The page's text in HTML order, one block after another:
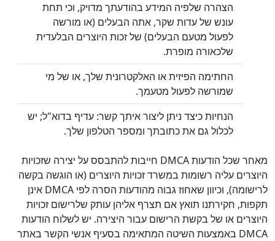
הצהרה שלפיה המידע בהודעתך מדויק, וכי תחת
עונש של עדות שקר, אתה הבעלים (או מורשה
לפעול מטעם הבעלים) של זכות היוצרים הבלעדית
שלכאורה מופרת.
החתימה הפיזית או האלקטרונית שלך, או של מי
שמורשה לפעול מטעמך.
הנחיות כיצד ניתן ליצור איתך קשר: עדיף בדוא"ל; יש
לכלול גם את כתובתך ומספר הטלפון שלך.
מאחר שכל הודעות DMCA חייבות להתבסס על יצירה שזכויות
היוצרים עליה רשומות במשרד זכויות היוצרים (או הוגשה בקשה
לרישומה), וכיוון שאחוז גבוה מהודעות הסרה לפי DMCA אינן
תקפות, חקירתנו תואץ אם תצרף אליהן עותק שלרישום זכויות
היוצרים או של בקשת הרישום עבור היצירה. יש לשלוח הודעות
DMCA באמצעות השיטה המתאימה בסעיף אנשי הקשר באתר